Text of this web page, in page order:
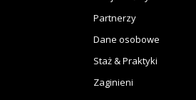
Partnerzy
Dane osobowe
Staż & Praktyki
Zaginieni